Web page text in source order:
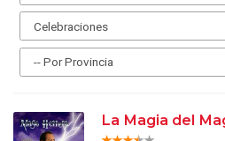
La Magia del